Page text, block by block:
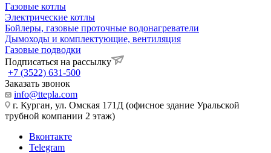
Газовые котлы
Электрические котлы
Бойлеры, газовые проточные водонагреватели
Дымоходы и комплектующие, вентиляция
Газовые подводки
Подписаться на рассылку
+7 (3522) 631-500
Заказать звонок
info@ttepla.com
г. Курган, ул. Омская 171Д (офисное здание Уральской
трубной компании 2 этаж)
Вконтакте
Telegram